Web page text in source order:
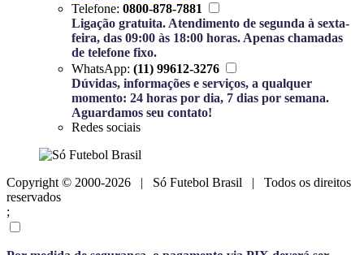
Telefone: 0800-878-7881
Ligação gratuita. Atendimento de segunda à sexta-
feira, das 09:00 às 18:00 horas. Apenas chamadas
de telefone fixo.
WhatsApp: (11) 99612-3276
Dúvidas, informações e serviços, a qualquer
momento: 24 horas por dia, 7 dias por semana.
Aguardamos seu contato!
Redes sociais
Copyright © 2000-2026 | Só Futebol Brasil | Todos os direitos
reservados
;